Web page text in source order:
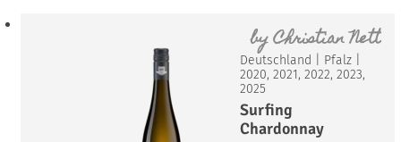
byChristian Nett
Deutschland Pfalz|
2020, 2021, 2022, 2023,
2025
Surfing
Chardonnay